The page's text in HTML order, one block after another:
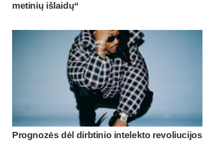
metinių išlaidų“
Prognozės dėl dirbtinio intelekto revoliucijos